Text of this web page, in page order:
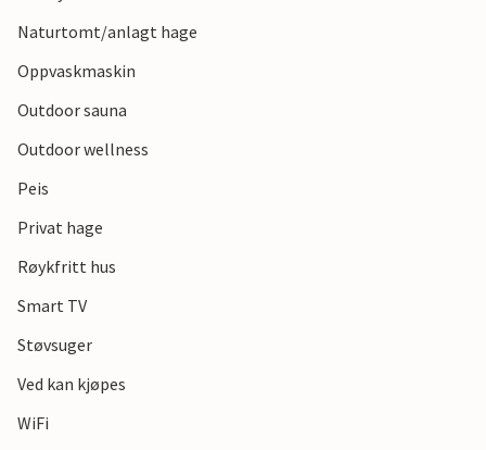
skogsområder, store sanddriver, fargerike lyngmarker og
Naturtomt/anlagt hage
Oppvaskmaskin
Outdoor sauna
Outdoor wellness
Peis
Privat hage
Røykfritt hus
Smart TV
Støvsuger
Ved kan kjøpes
WiFi